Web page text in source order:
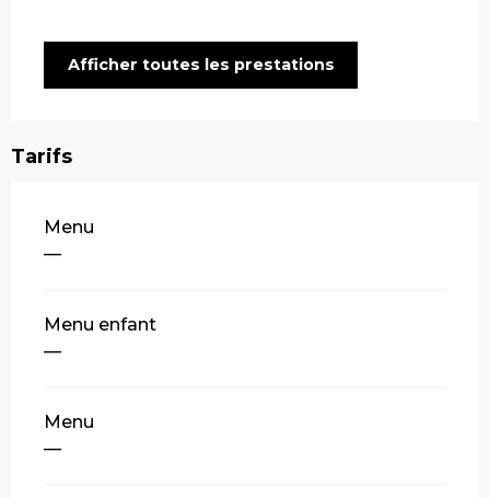
Afficher toutes les prestations
Tarifs
Tarifs 2026
Menu
—
Menu enfant
—
Menu
—